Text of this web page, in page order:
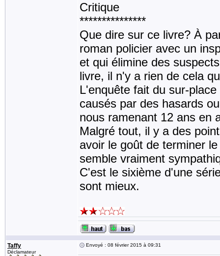
Critique
***************
Que dire sur ce livre? À
roman policier avec un
et qui élimine des
livre, il n'y a rien de cela
L'enquête fait du sur-
causés par des hasards
nous ramenant 12 ans en
Malgré tout, il y a des
avoir le goût de terminer
semble vraiment
C'est le sixième d'une
sont mieux.
Taffy
Déclamateur
Envoyé : 08 février 2015 à 09:31